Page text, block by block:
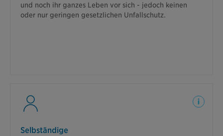
und noch ihr ganzes Leben vor sich - jedoch keinen
oder nur geringen gesetzlichen Unfallschutz.
Wie sich herausstellt, führt der Unfall zu einer
bleibenden Behinderung und Ihr Kind kann später
Selbständige
Ein Reitunfall schränkt Ihre Leistungsfähigkeit